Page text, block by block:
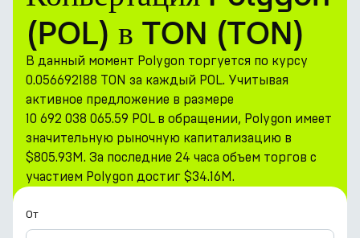
Калькуляторы
Токен PARK
Ресурсы
Компания
(POL) в TON (TON)
В данный момент Polygon торгуется по курсу
0.056692188 TON за каждый POL. Учитывая
активное предложение в размере
10 692 038 065.59 POL в обращении, Polygon имеет
значительную рыночную капитализацию в
$805.93M. За последние 24 часа объем торгов с
участием Polygon достиг $34.16M.
От